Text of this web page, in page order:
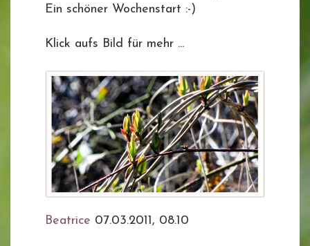
Ein schöner Wochenstart :-)
Klick aufs Bild für mehr ...
Beatrice 07.03.2011, 08.10